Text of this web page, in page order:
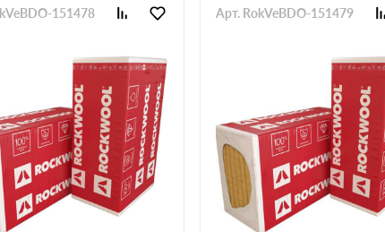
151478 Арт. RokVeBDO-151479